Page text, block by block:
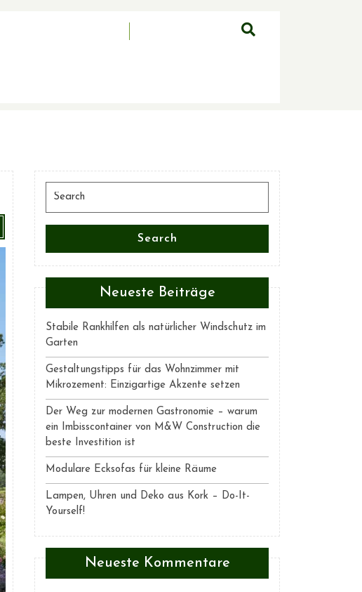
Search
Neueste Beiträge
Stabile Rankhilfen als natürlicher Windschutz im
Garten
Gestaltungstipps für das Wohnzimmer mit
Mikrozement: Einzigartige Akzente setzen
Der Weg zur modernen Gastronomie – warum
ein Imbisscontainer von M&W Construction die
beste Investition ist
Modulare Ecksofas für kleine Räume
Lampen, Uhren und Deko aus Kork – Do-It-
Yourself!
Neueste Kommentare